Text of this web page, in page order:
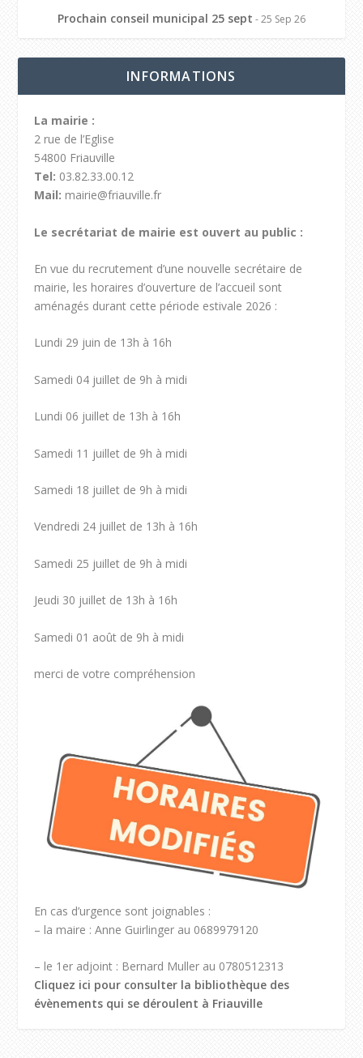
Prochain conseil municipal 25 sept - 25 Sep 26
INFORMATIONS
La mairie :
2 rue de l’Eglise
54800 Friauville
Tel: 03.82.33.00.12
Mail: mairie@friauville.fr
Le secrétariat de mairie est ouvert au public :
En vue du recrutement d’une nouvelle secrétaire de
mairie, les horaires d’ouverture de l’accueil sont
aménagés durant cette période estivale 2026 :
Lundi 29 juin de 13h à 16h
Samedi 04 juillet de 9h à midi
Lundi 06 juillet de 13h à 16h
Samedi 11 juillet de 9h à midi
Samedi 18 juillet de 9h à midi
Vendredi 24 juillet de 13h à 16h
Samedi 25 juillet de 9h à midi
Jeudi 30 juillet de 13h à 16h
Samedi 01 août de 9h à midi
merci de votre compréhension
En cas d’urgence sont joignables :
– la maire : Anne Guirlinger au 0689979120
– le 1er adjoint : Bernard Muller au 0780512313
Cliquez ici pour consulter la bibliothèque des
évènements qui se déroulent à Friauville